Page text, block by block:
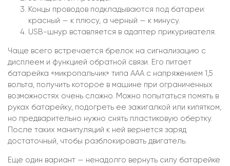
Концы проводов подкладываются под батареи:
красный — к плюсу, а черный — к минусу.
USB-шнур вставляется в адаптер прикуривателя.
Чаще всего встречается брелок на сигнализацию с
дисплеем и функцией обратной связи. Его питает
батарейка «микропальчик» типа ААА с напряжением 1,5
вольта, получить которое в машине при ограниченных
возможностях очень сложно. Можно попытаться помять в
руках батарейку, подогреть ее зажигалкой или кипятком,
но предварительно нужно снять пластиковую обертку.
После таких манипуляций к ней вернется заряд
достаточный, чтобы разблокировать двигатель.
Еще один вариант — ненадолго вернуть силу батарейке